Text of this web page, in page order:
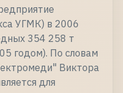
УГМК) в 2006
354 258 т
годом). По словам
Виктора
для